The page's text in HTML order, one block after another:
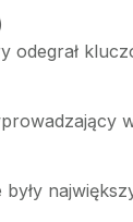
odegrał
były